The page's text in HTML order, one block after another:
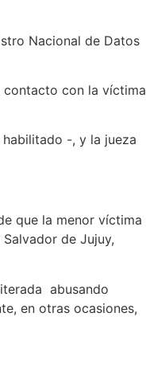
Nacional de Datos
contacto con la víctima
-, y la jueza
que la menor víctima
de Jujuy,
abusando
en otras ocasiones,